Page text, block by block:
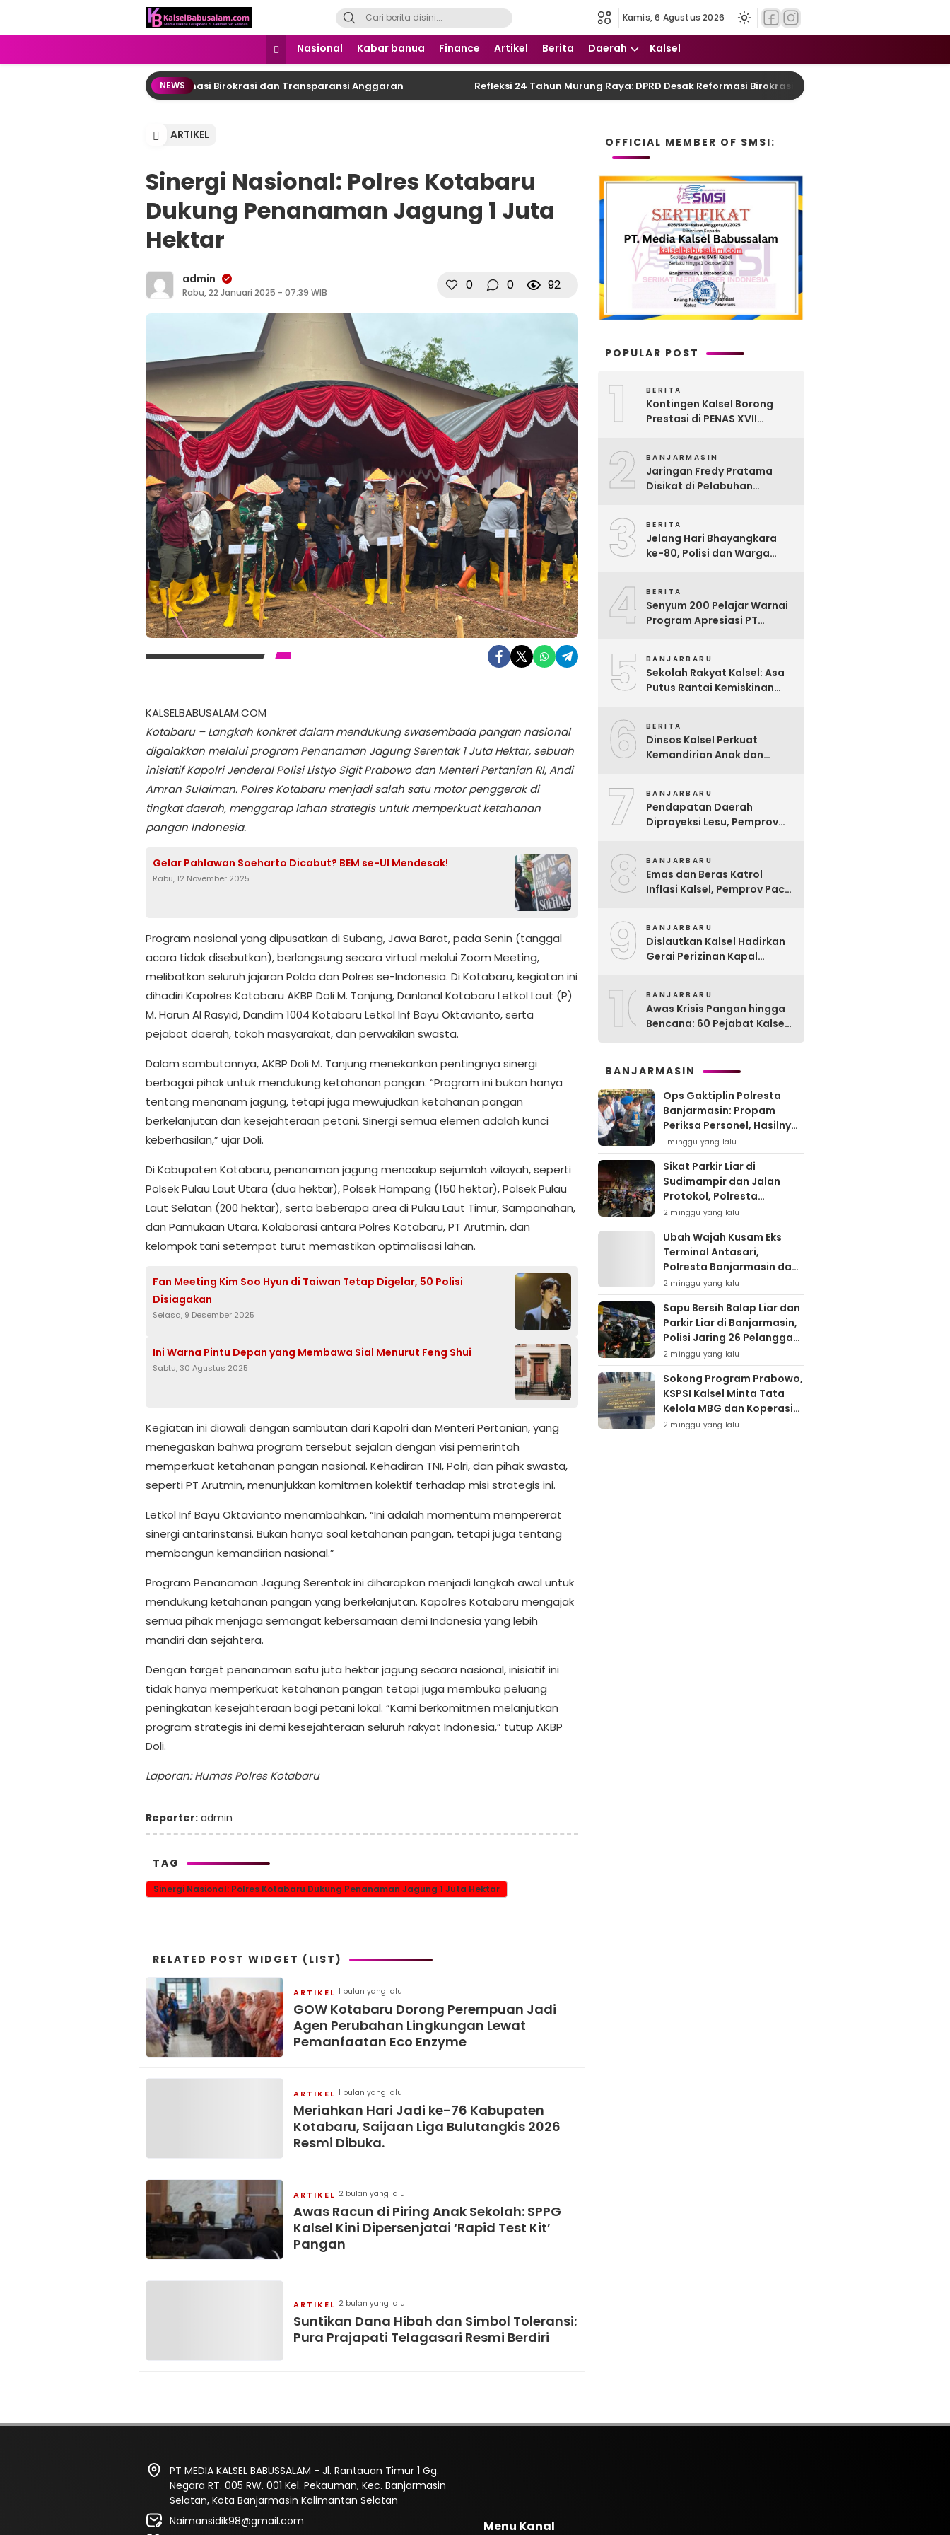
Menyuarakan Kalsel, Menginspirasi Nusantara
Kamis, 6 Agustus 2026
Nasional Kabar banua Finance Artikel Berita Daerah Kalsel
NEWS
Raya: DPRD Desak Reformasi Birokrasi dan Transparansi Anggaran Refleksi 24 Tahun Murung Raya: DPRD Desak Reformasi Birokrasi dan Pelayanan Humanis
ARTIKEL
Sinergi Nasional: Polres Kotabaru
Dukung Penanaman Jagung 1 Juta
Hektar
admin
Rabu, 22 Januari 2025 - 07:39 WIB 0 0 92
KALSELBABUSALAM.COM
Kotabaru – Langkah konkret dalam mendukung swasembada pangan nasional
digalakkan melalui program Penanaman Jagung Serentak 1 Juta Hektar, sebuah
inisiatif Kapolri Jenderal Polisi Listyo Sigit Prabowo dan Menteri Pertanian RI, Andi
Amran Sulaiman. Polres Kotabaru menjadi salah satu motor penggerak di
tingkat daerah, menggarap lahan strategis untuk memperkuat ketahanan
pangan Indonesia.
Gelar Pahlawan Soeharto Dicabut? BEM se-UI Mendesak!
Rabu, 12 November 2025
Program nasional yang dipusatkan di Subang, Jawa Barat, pada Senin (tanggal
acara tidak disebutkan), berlangsung secara virtual melalui Zoom Meeting,
melibatkan seluruh jajaran Polda dan Polres se-Indonesia. Di Kotabaru, kegiatan ini
dihadiri Kapolres Kotabaru AKBP Doli M. Tanjung, Danlanal Kotabaru Letkol Laut (P)
M. Harun Al Rasyid, Dandim 1004 Kotabaru Letkol Inf Bayu Oktavianto, serta
pejabat daerah, tokoh masyarakat, dan perwakilan swasta.
Dalam sambutannya, AKBP Doli M. Tanjung menekankan pentingnya sinergi
berbagai pihak untuk mendukung ketahanan pangan. “Program ini bukan hanya
tentang menanam jagung, tetapi juga mewujudkan ketahanan pangan
berkelanjutan dan kesejahteraan petani. Sinergi semua elemen adalah kunci
keberhasilan,” ujar Doli.
Di Kabupaten Kotabaru, penanaman jagung mencakup sejumlah wilayah, seperti
Polsek Pulau Laut Utara (dua hektar), Polsek Hampang (150 hektar), Polsek Pulau
Laut Selatan (200 hektar), serta beberapa area di Pulau Laut Timur, Sampanahan,
dan Pamukaan Utara. Kolaborasi antara Polres Kotabaru, PT Arutmin, dan
kelompok tani setempat turut memastikan optimalisasi lahan.
Fan Meeting Kim Soo Hyun di Taiwan Tetap Digelar, 50 Polisi
Disiagakan
Selasa, 9 Desember 2025
Ini Warna Pintu Depan yang Membawa Sial Menurut Feng Shui
Sabtu, 30 Agustus 2025
Kegiatan ini diawali dengan sambutan dari Kapolri dan Menteri Pertanian, yang
menegaskan bahwa program tersebut sejalan dengan visi pemerintah
memperkuat ketahanan pangan nasional. Kehadiran TNI, Polri, dan pihak swasta,
seperti PT Arutmin, menunjukkan komitmen kolektif terhadap misi strategis ini.
Letkol Inf Bayu Oktavianto menambahkan, “Ini adalah momentum mempererat
sinergi antarinstansi. Bukan hanya soal ketahanan pangan, tetapi juga tentang
membangun kemandirian nasional.”
Program Penanaman Jagung Serentak ini diharapkan menjadi langkah awal untuk
mendukung ketahanan pangan yang berkelanjutan. Kapolres Kotabaru mengajak
semua pihak menjaga semangat kebersamaan demi Indonesia yang lebih
mandiri dan sejahtera.
Dengan target penanaman satu juta hektar jagung secara nasional, inisiatif ini
tidak hanya memperkuat ketahanan pangan tetapi juga membuka peluang
peningkatan kesejahteraan bagi petani lokal. “Kami berkomitmen melanjutkan
program strategis ini demi kesejahteraan seluruh rakyat Indonesia,” tutup AKBP
Doli.
Laporan: Humas Polres Kotabaru
Reporter: admin
TAG
Sinergi Nasional: Polres Kotabaru Dukung Penanaman Jagung 1 Juta Hektar
RELATED POST WIDGET (LIST)
ARTIKEL 1 bulan yang lalu
GOW Kotabaru Dorong Perempuan Jadi
Agen Perubahan Lingkungan Lewat
Pemanfaatan Eco Enzyme
ARTIKEL 1 bulan yang lalu
Meriahkan Hari Jadi ke-76 Kabupaten
Kotabaru, Saijaan Liga Bulutangkis 2026
Resmi Dibuka.
ARTIKEL 2 bulan yang lalu
Awas Racun di Piring Anak Sekolah: SPPG
Kalsel Kini Dipersenjatai ‘Rapid Test Kit’
Pangan
ARTIKEL 2 bulan yang lalu
Suntikan Dana Hibah dan Simbol Toleransi:
Pura Prajapati Telagasari Resmi Berdiri
OFFICIAL MEMBER OF SMSI:
POPULAR POST
1 BERITA
Kontingen Kalsel Borong
Prestasi di PENAS XVII
Juara Nasional
2 BANJARMASIN
Jaringan Fredy Pratama
Disikat di Pelabuhan
3 BERITA
Jelang Hari Bhayangkara
ke-80, Polisi dan Warga
Penghubung Desa
4 BERITA
Senyum 200 Pelajar Warnai
Program Apresiasi PT
5 BANJARBARU
Sekolah Rakyat Kalsel: Asa
Putus Rantai Kemiskinan
6 BERITA
Dinsos Kalsel Perkuat
Kemandirian Anak dan
Mulia Satria
7 BANJARBARU
Pendapatan Daerah
Diproyeksi Lesu, Pemprov
8 BANJARBARU
Emas dan Beras Katrol
Inflasi Kalsel, Pemprov Pacu
9 BANJARBARU
Dislautkan Kalsel Hadirkan
Gerai Perizinan Kapal
Kotabaru
10BANJARBARU
Awas Krisis Pangan hingga
Bencana: 60 Pejabat Kalsel-
Radikal!
BANJARMASIN
Ops Gaktiplin Polresta
Banjarmasin: Propam
Periksa Personel, Hasilnya
Nihil Pelanggaran
1 minggu yang lalu
Sikat Parkir Liar di
Sudimampir dan Jalan
Protokol, Polresta
Banjarmasin Mobilisasi
Tim Gabungan
2 minggu yang lalu
Ubah Wajah Kusam Eks
Terminal Antasari,
Polresta Banjarmasin dan
Warga Sapu Bersih
Tumpukan Sampah
2 minggu yang lalu
Sapu Bersih Balap Liar dan
Parkir Liar di Banjarmasin,
Polisi Jaring 26 Pelanggar
dalam Semalam
2 minggu yang lalu
Sokong Program Prabowo,
KSPSI Kalsel Minta Tata
Kelola MBG dan Koperasi
Desa Dievaluasi
2 minggu yang lalu
PT MEDIA KALSEL BABUSSALAM - Jl. Rantauan Timur 1 Gg.
Negara RT. 005 RW. 001 Kel. Pekauman, Kec. Banjarmasin
Selatan, Kota Banjarmasin Kalimantan Selatan
Naimansidik98@gmail.com
Menu Kanal